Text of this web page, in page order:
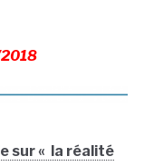
sur « la réalité